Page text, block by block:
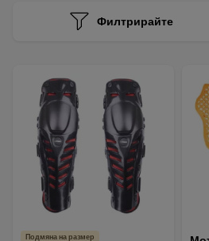
Филтрирайте
Подмяна на размер